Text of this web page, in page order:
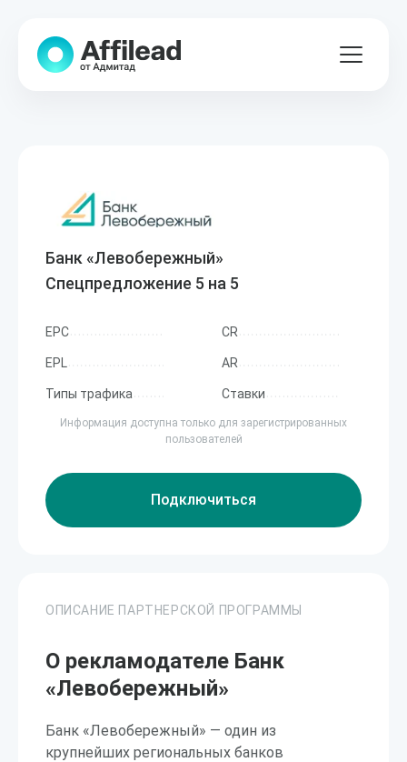
Банк «Левобережный»
Спецпредложение 5 на 5
EPC CR
EPL AR
Типы трафика Ставки
Информация доступна только для зарегистрированных
пользователей
Подключиться
ОПИСАНИЕ ПАРТНЕРСКОЙ ПРОГРАММЫ
О рекламодателе Банк
«Левобережный»
Банк «Левобережный» — один из
крупнейших региональных банков